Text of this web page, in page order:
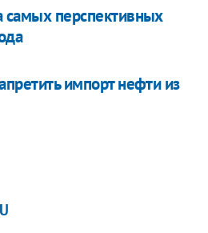
перспективных
импорт нефти из